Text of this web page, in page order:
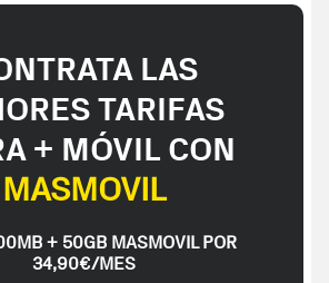
LAS
TARIFAS
+ MÓVIL CON
MASMOVIL
+ 50GB MASMOVIL POR
34,90€/MES